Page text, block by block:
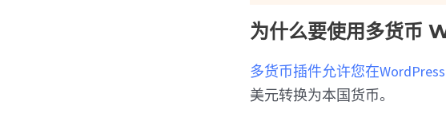
为什么要使用多货币
多货币插件允许您在
美元转换为本国货币。